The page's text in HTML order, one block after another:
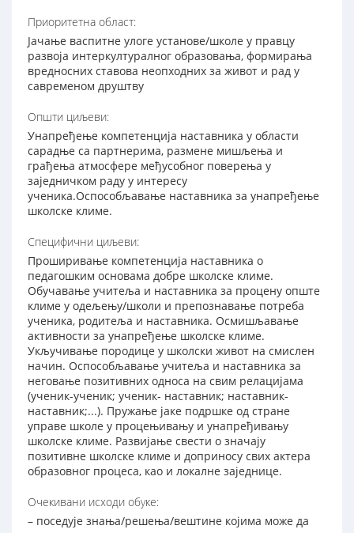
Приоритетна област:
Јачање васпитне улоге установе/школе у правцу
развоја интеркултуралног образовања, формирања
вредносних ставова неопходних за живот и рад у
савременом друштву
Општи циљеви:
Унапређење компетенција наставника у области
сарадње са партнерима, размене мишљења и
грађења атмосфере међусобног поверења у
заједничком раду у интересу
ученика.Оспособљавање наставника за унапређење
школске климе.
Специфични циљеви:
Проширивање компетенција наставника о
педагошким основама добре школске климе.
Обучавање учитеља и наставника за процену опште
климе у одељењу/школи и препознавање потреба
ученика, родитеља и наставника. Осмишљавање
активности за унапређење школске климе.
Укључивање породице у школски живот на смислен
начин. Оспособљавање учитеља и наставника за
неговање позитивних односа на свим релацијама
(ученик-ученик; ученик- наставник; наставник-
наставник;...). Пружање јаке подршке од стране
управе школе у процењивању и унапређивању
школске климе. Развијање свести о значају
позитивне школске климе и доприносу свих актера
образовног процеса, као и локалне заједнице.
Очекивани исходи обуке:
– поседује знања/решења/вештине којима може да